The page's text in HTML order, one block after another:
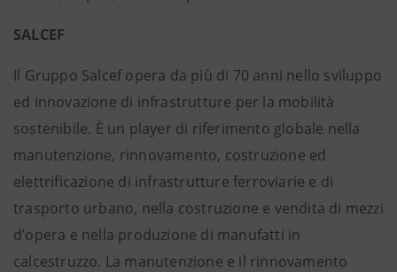
SALCEF
Il Gruppo Salcef opera da più di 70 anni nello sviluppo
ed innovazione di infrastrutture per la mobilità
sostenibile. È un player di riferimento globale nella
manutenzione, rinnovamento, costruzione ed
elettrificazione di infrastrutture ferroviarie e di
trasporto urbano, nella costruzione e vendita di mezzi
d’opera e nella produzione di manufatti in
calcestruzzo. La manutenzione e il rinnovamento